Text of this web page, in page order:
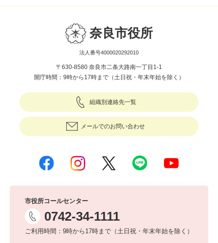
奈良市役所
法人番号4000020292010
〒630-8580 奈良市二条大路南一丁目1-1
開庁時間：9時から17時まで（土日祝・年末年始を除く）
組織別連絡先一覧
メールでのお問い合わせ
市役所コールセンター
0742-34-1111
ご利用時間：9時から17時まで（土日祝・年末年始を除く）